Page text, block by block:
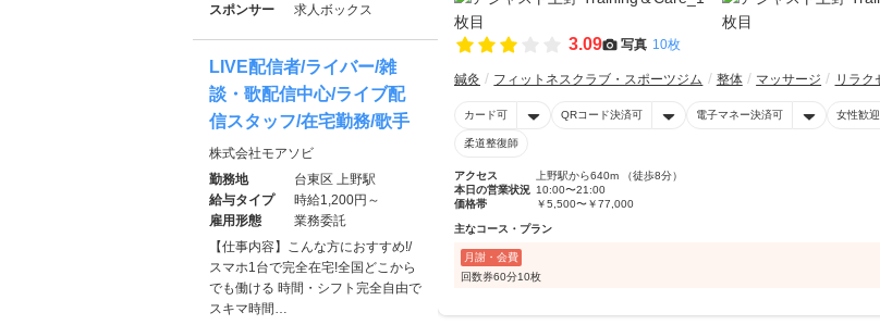
3.09 写真 10枚
鍼灸 フィットネスクラブ・スポーツジム 整体 マッサージ リラク
カード可 QRコード決済可 電子マネー決済可 女性歓迎
柔道整復師
アクセス
上野駅から640m （徒歩8分）
本日の営業状況 10:00〜21:00
価格帯
￥5,500〜￥77,000
主なコース・プラン
月謝・会費
回数券60分10枚
スポンサー
求人ボックス
LIVE配信者/ライバー/雑
談・歌配信中心/ライブ配
信スタッフ/在宅勤務/歌手
株式会社モアソビ
勤務地
台東区 上野駅
給与タイプ
時給1,200円～
雇用形態
業務委託
【仕事内容】こんな方におすすめ!/
スマホ1台で完全在宅!全国どこから
でも働ける 時間・シフト完全自由で
スキマ時間…